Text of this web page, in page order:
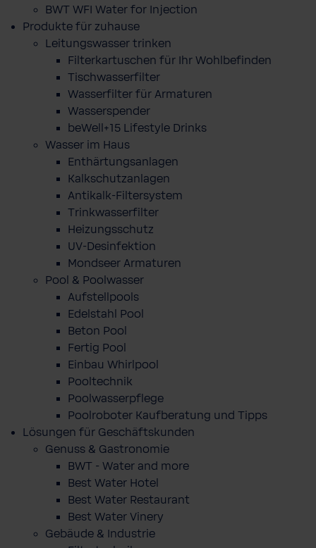
BWT WFI Water for Injection
Produkte für zuhause
Leitungswasser trinken
Filterkartuschen für Ihr Wohlbefinden
Tischwasserfilter
Wasserfilter für Armaturen
Wasserspender
beWell+15 Lifestyle Drinks
Wasser im Haus
Enthärtungsanlagen
Kalkschutzanlagen
Antikalk-Filtersystem
Trinkwasserfilter
Heizungsschutz
UV-Desinfektion
Mondseer Armaturen
Pool & Poolwasser
Aufstellpools
Edelstahl Pool
Beton Pool
Fertig Pool
Einbau Whirlpool
Pooltechnik
Poolwasserpflege
Poolroboter Kaufberatung und Tipps
Lösungen für Geschäftskunden
Genuss & Gastronomie
BWT - Water and more
Best Water Hotel
Best Water Restaurant
Best Water Vinery
Gebäude & Industrie